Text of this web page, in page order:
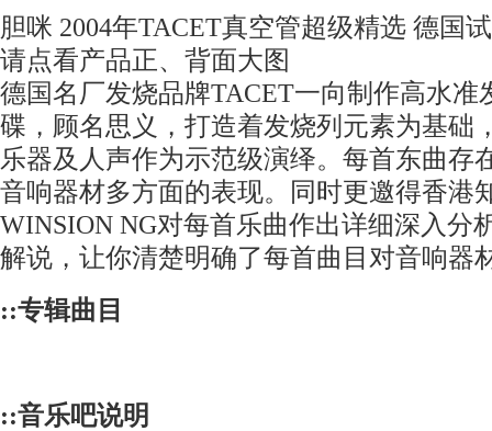
胆咪 2004年TACET真空管超级精选 德国
请点看产品正、背面大图
德国名厂发烧品牌TACET一向制作高水准
碟，顾名思义，打造着发烧列元素为基础
乐器及人声作为示范级演绎。每首东曲存
音响器材多方面的表现。同时更邀得香港
WINSION NG对每首乐曲作出详细深入分
解说，让你清楚明确了每首曲目对音响器
::专辑曲目
::音乐吧说明